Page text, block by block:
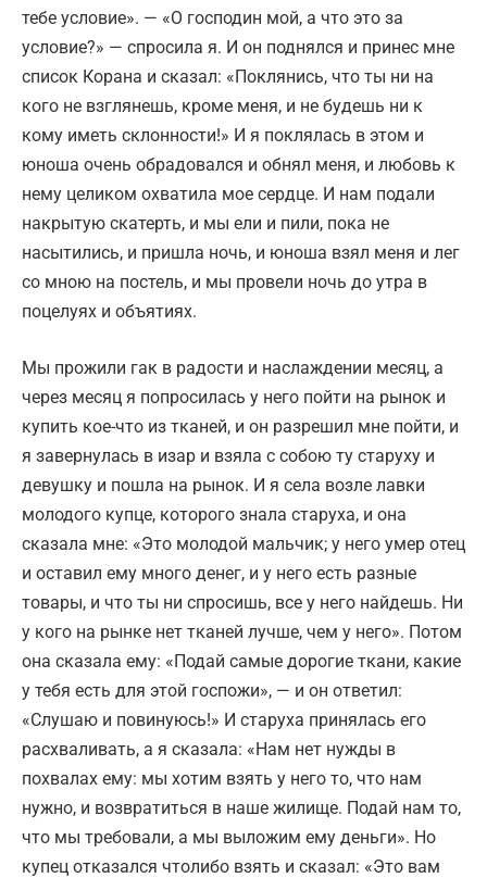
тебе условие». — «О господин мой, а что это за
условие?» — спросила я. И он поднялся и принес мне
список Корана и сказал: «Поклянись, что ты ни на
кого не взглянешь, кроме меня, и не будешь ни к
кому иметь склонности!» И я поклялась в этом и
юноша очень обрадовался и обнял меня, и любовь к
нему целиком охватила мое сердце. И нам подали
накрытую скатерть, и мы ели и пили, пока не
насытились, и пришла ночь, и юноша взял меня и лег
со мною на постель, и мы провели ночь до утра в
поцелуях и объятиях.
Мы прожили гак в радости и наслаждении месяц, а
через месяц я попросилась у него пойти на рынок и
купить кое-что из тканей, и он разрешил мне пойти, и
я завернулась в изар и взяла с собою ту старуху и
девушку и пошла на рынок. И я села возле лавки
молодого купце, которого знала старуха, и она
сказала мне: «Это молодой мальчик; у него умер отец
и оставил ему много денег, и у него есть разные
товары, и что ты ни спросишь, все у него найдешь. Ни
у кого на рынке нет тканей лучше, чем у него». Потом
она сказала ему: «Подай самые дорогие ткани, какие
у тебя есть для этой госпожи», — и он ответил:
«Слушаю и повинуюсь!» И старуха принялась его
расхваливать, а я сказала: «Нам нет нужды в
похвалах ему: мы хотим взять у него то, что нам
нужно, и возвратиться в наше жилище. Подай нам то,
что мы требовали, а мы выложим ему деньги». Но
купец отказался чтолибо взять и сказал: «Это вам